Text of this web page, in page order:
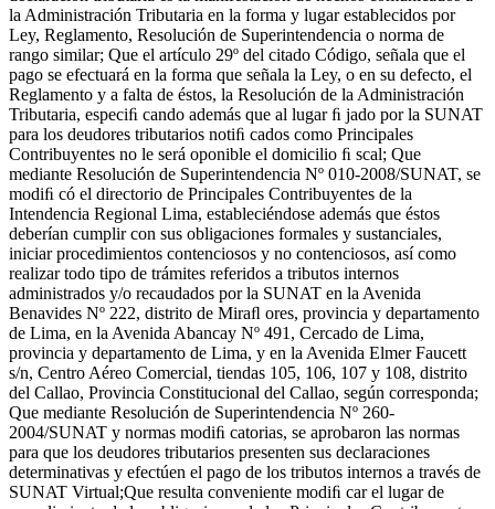
la Administración Tributaria en la forma y lugar establecidos por
Ley, Reglamento, Resolución de Superintendencia o norma de
rango similar; Que el artículo 29º del citado Código, señala que el
pago se efectuará en la forma que señala la Ley, o en su defecto, el
Reglamento y a falta de éstos, la Resolución de la Administración
Tributaria, especiﬁ cando además que al lugar ﬁ jado por la SUNAT
para los deudores tributarios notiﬁ cados como Principales
Contribuyentes no le será oponible el domicilio ﬁ scal; Que
mediante Resolución de Superintendencia Nº 010-2008/SUNAT, se
modiﬁ có el directorio de Principales Contribuyentes de la
Intendencia Regional Lima, estableciéndose además que éstos
deberían cumplir con sus obligaciones formales y sustanciales,
iniciar procedimientos contenciosos y no contenciosos, así como
realizar todo tipo de trámites referidos a tributos internos
administrados y/o recaudados por la SUNAT en la Avenida
Benavides Nº 222, distrito de Miraﬂ ores, provincia y departamento
de Lima, en la Avenida Abancay Nº 491, Cercado de Lima,
provincia y departamento de Lima, y en la Avenida Elmer Faucett
s/n, Centro Aéreo Comercial, tiendas 105, 106, 107 y 108, distrito
del Callao, Provincia Constitucional del Callao, según corresponda;
Que mediante Resolución de Superintendencia Nº 260-
2004/SUNAT y normas modiﬁ catorias, se aprobaron las normas
para que los deudores tributarios presenten sus declaraciones
determinativas y efectúen el pago de los tributos internos a través de
SUNAT Virtual;Que resulta conveniente modiﬁ car el lugar de